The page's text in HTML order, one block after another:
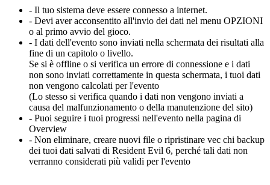
- Il tuo sistema deve essere connesso a internet.
- Devi aver acconsentito all'invio dei dati nel menu OPZIONI
o al primo avvio del gioco.
- I dati dell'evento sono inviati nella schermata dei risultati alla
fine di un capitolo o livello.
Se si è offline o si verifica un errore di connessione e i dati
non sono inviati correttamente in questa schermata, i tuoi dati
non vengono calcolati per l'evento
(Lo stesso si verifica quando i dati non vengono inviati a
causa del malfunzionamento o della manutenzione del sito)
- Puoi seguire i tuoi progressi nell'evento nella pagina di
Overview
- Non eliminare, creare nuovi file o ripristinare vec chi backup
dei tuoi dati salvati di Resident Evil 6, perché tali dati non
verranno considerati più validi per l'evento